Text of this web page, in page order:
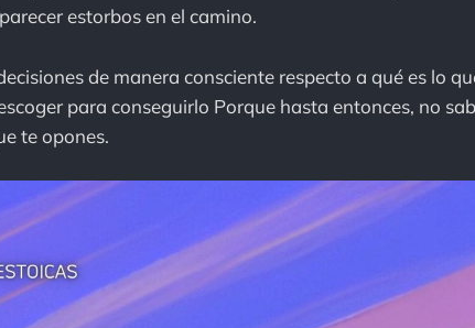
estorbos en el camino.
de manera consciente respecto a qué es lo
para conseguirlo Porque hasta entonces, no
te opones.